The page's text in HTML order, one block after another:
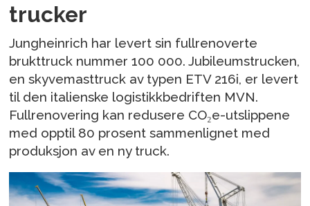
trucker
Jungheinrich har levert sin fullrenoverte
brukttruck nummer 100 000. Jubileumstrucken,
en skyvemasttruck av typen ETV 216i, er levert
til den italienske logistikkbedriften MVN.
Fullrenovering kan redusere CO₂e-utslippene
med opptil 80 prosent sammenlignet med
produksjon av en ny truck.